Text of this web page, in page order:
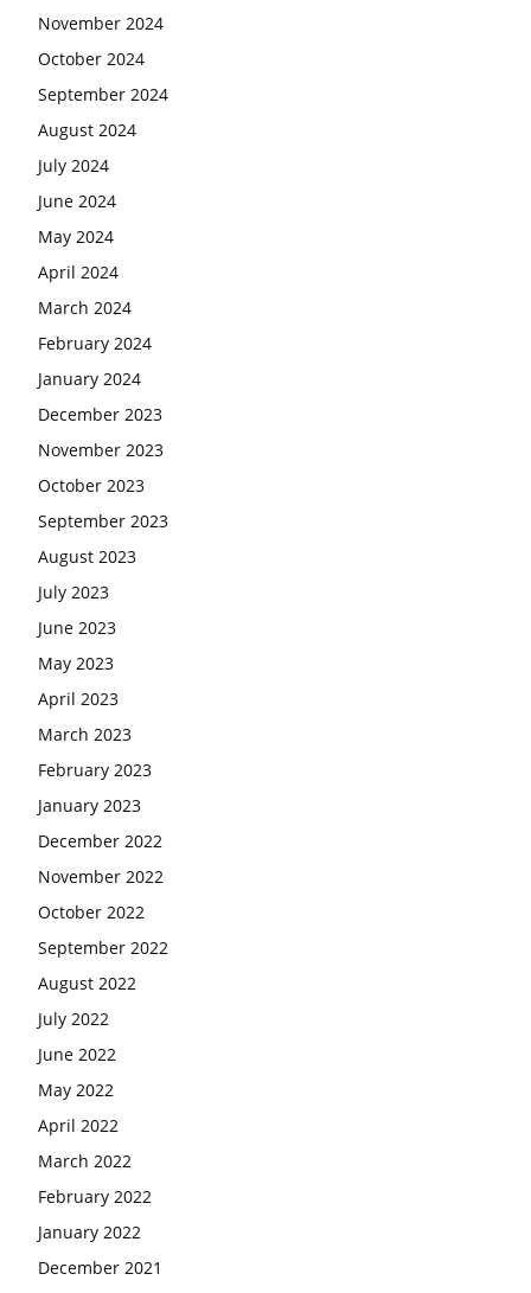
November 2024
October 2024
September 2024
August 2024
July 2024
June 2024
May 2024
April 2024
March 2024
February 2024
January 2024
December 2023
November 2023
October 2023
September 2023
August 2023
July 2023
June 2023
May 2023
April 2023
March 2023
February 2023
January 2023
December 2022
November 2022
October 2022
September 2022
August 2022
July 2022
June 2022
May 2022
April 2022
March 2022
February 2022
January 2022
December 2021